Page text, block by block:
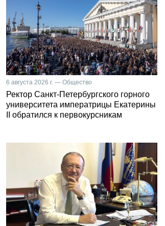
6 августа 2026 г. — Общество
Ректор Санкт-Петербургского горного
университета императрицы Екатерины
II обратился к первокурсникам